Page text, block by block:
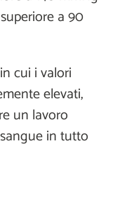
a 90
cui i valori
elevati,
un lavoro
in tutto